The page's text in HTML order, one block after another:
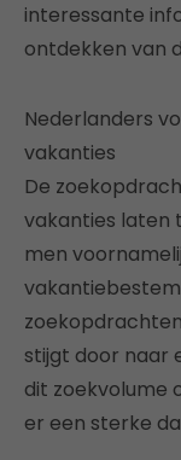
interessante
ontdekken van
Nederlanders
vakanties
De
vakanties laten
men
stijgt door naar
dit zoekvolume
er een sterke